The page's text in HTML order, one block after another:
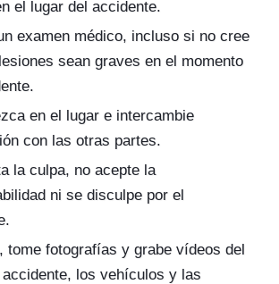
el lugar del accidente.
examen médico, incluso si no cree
sean graves en el momento
en el lugar e intercambie
con las otras partes.
la culpa, no acepte la
ni se disculpe por el
tome fotografías y grabe vídeos del
accidente, los vehículos y las